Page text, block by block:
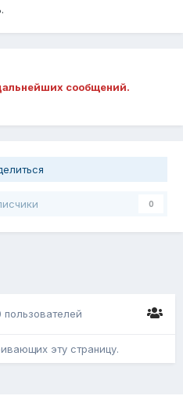
сообщений.
0
пользователей
эту страницу.